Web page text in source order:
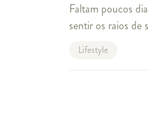
Faltam poucos
sentir os raios de
nosso dia a dia.
manhãs na
Lifestyle